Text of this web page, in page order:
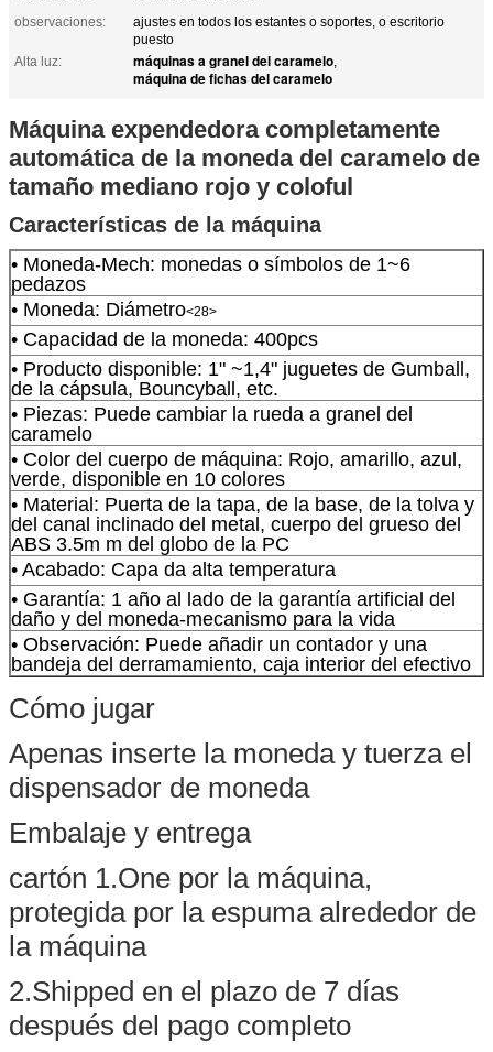
observaciones:
ajustes en todos los estantes o soportes, o escritorio
puesto
Alta luz:
máquinas a granel del caramelo,
máquina de fichas del caramelo
Máquina expendedora completamente
automática de la moneda del caramelo de
tamaño mediano rojo y coloful
Características de la máquina
• Moneda-Mech: monedas o símbolos de 1~6
pedazos
• Moneda: Diámetro<28>
• Capacidad de la moneda: 400pcs
• Producto disponible: 1" ~1,4" juguetes de Gumball,
de la cápsula, Bouncyball, etc.
• Piezas: Puede cambiar la rueda a granel del
caramelo
• Color del cuerpo de máquina: Rojo, amarillo, azul,
verde, disponible en 10 colores
• Material: Puerta de la tapa, de la base, de la tolva y
del canal inclinado del metal, cuerpo del grueso del
ABS 3.5m m del globo de la PC
• Acabado: Capa da alta temperatura
• Garantía: 1 año al lado de la garantía artificial del
daño y del moneda-mecanismo para la vida
• Observación: Puede añadir un contador y una
bandeja del derramamiento, caja interior del efectivo
Cómo jugar
Apenas inserte la moneda y tuerza el
dispensador de moneda
Embalaje y entrega
cartón 1.One por la máquina,
protegida por la espuma alrededor de
la máquina
2.Shipped en el plazo de 7 días
después del pago completo